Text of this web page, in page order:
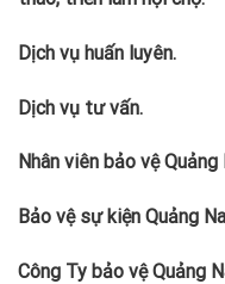
Dịch vụ huấn luyên.
Dịch vụ tư vấn.
Nhân viên bảo vệ Quảng
Bảo vệ sự kiện Quảng
Công Ty bảo vệ Quảng